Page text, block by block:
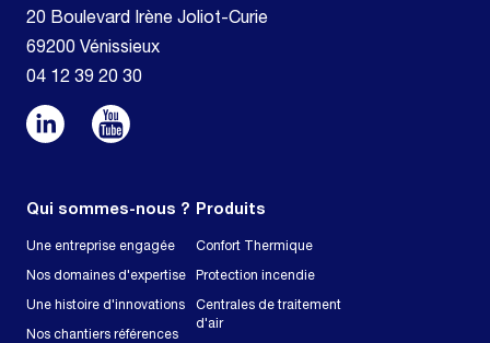
20 Boulevard Irène Joliot-Curie
69200 Vénissieux
04 12 39 20 30
Qui sommes-nous ?
Une entreprise engagée
Nos domaines d'expertise
Une histoire d'innovations
Nos chantiers références
Produits
Confort Thermique
Protection incendie
Centrales de traitement
d'air